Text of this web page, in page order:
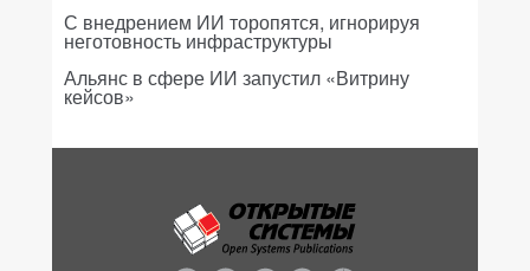
С внедрением ИИ торопятся, игнорируя
неготовность инфраструктуры
Альянс в сфере ИИ запустил «Витрину
кейсов»